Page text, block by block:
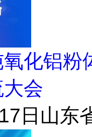
化铝粉
会
日 山东